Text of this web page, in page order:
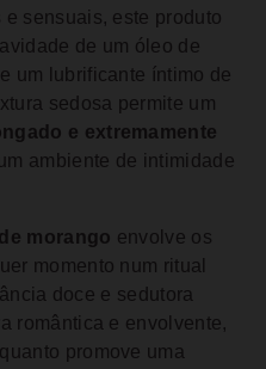
sensuais, este produto
de um óleo de
um lubrificante íntimo de
sedosa permite um
e extremamente
ambiente de intimidade
morango envolve os
momento num ritual
doce e sedutora
romântica e envolvente,
promove uma